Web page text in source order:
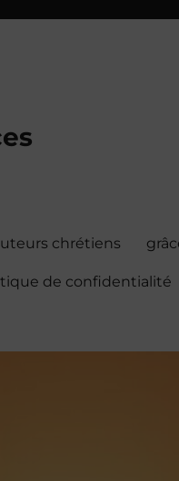
chrétiens
de confidentialité